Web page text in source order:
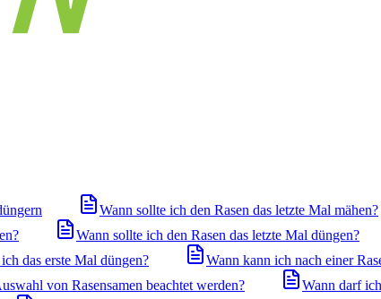
Wann sollte ich den Rasen das letzte Mal mähen?
Wann sollte ich den Rasen das letzte Mal düngen?
das erste Mal düngen? Wann kann ich nach einer
von Rasensamen beachtet werden?
Wann darf